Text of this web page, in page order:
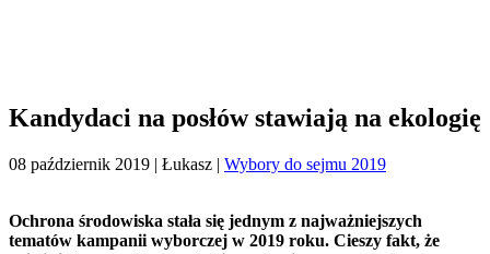
Kandydaci na posłów stawiają na ekologię
08 październik 2019 | Łukasz | Wybory do sejmu 2019
Ochrona środowiska stała się jednym z najważniejszych
tematów kampanii wyborczej w 2019 roku. Cieszy fakt, że